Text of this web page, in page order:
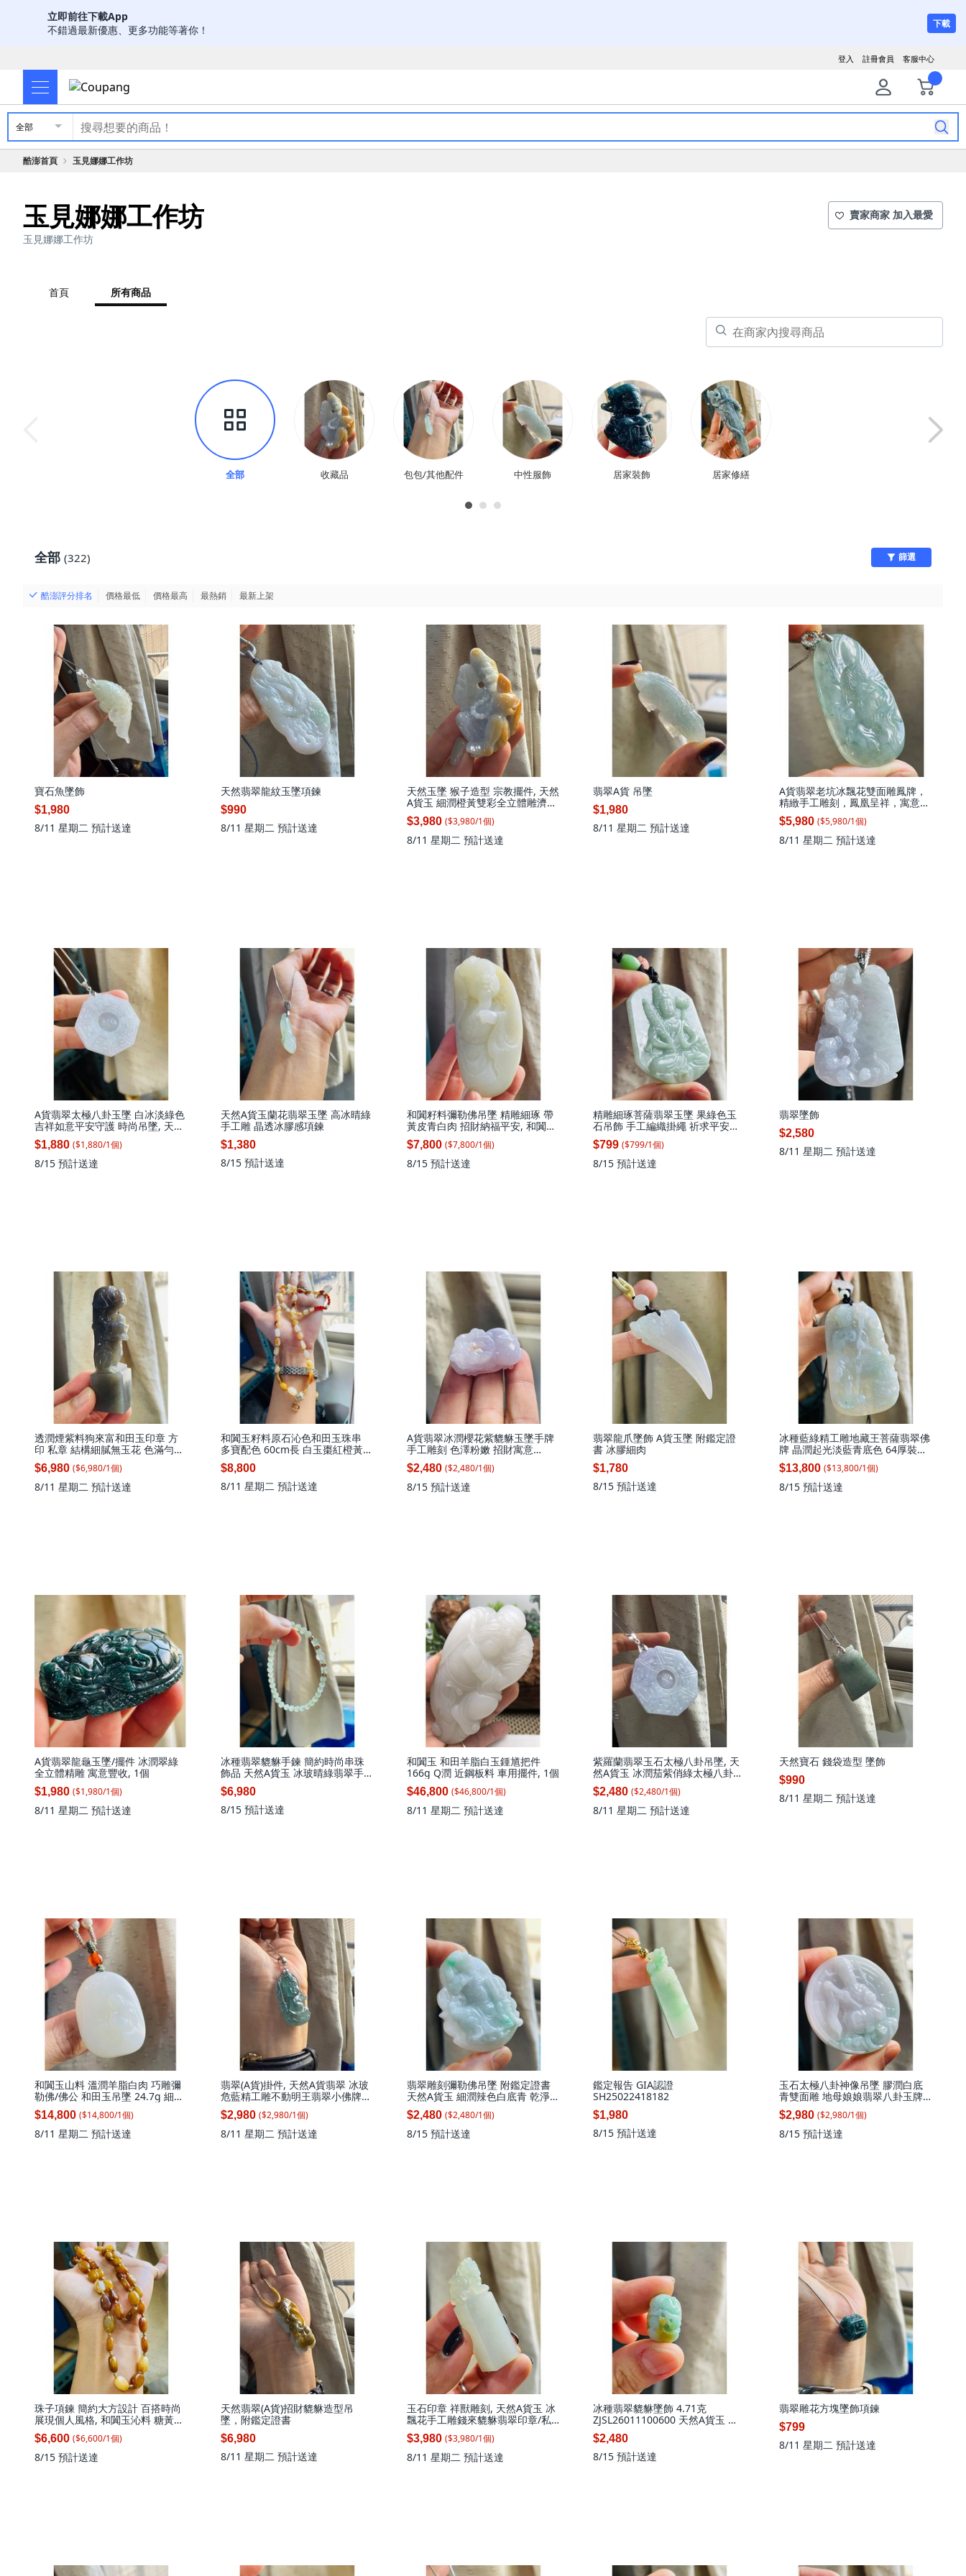
立即前往下載App
不錯過最新優惠、更多功能等著你！
下載
客服中心
註冊會員
登入
全部
酷澎首頁 玉見娜娜工作坊
玉見娜娜工作坊
玉見娜娜工作坊
賣家商家 加入最愛
首頁 所有商品
全部 收藏品 包包/其他配件 中性服飾 居家裝飾 居家修繕
全部 (322) 篩選
酷澎評分排名 價格最低 價格最高 最熱銷 最新上架
寶石魚墜飾
$1,980
8/11 星期二 預計送達
天然翡翠龍紋玉墜項鍊
$990
8/11 星期二 預計送達
天然玉墜 猴子造型 宗教擺件, 天然
A貨玉 細潤橙黃雙彩全立體雕濟公
送福翡翠擺件 透光淡底色細肉 黃
霧皮巧金袍加身, 1個
$3,980 ($3,980/1個)
8/11 星期二 預計送達
翡翠A貨 吊墜
$1,980
8/11 星期二 預計送達
A貨翡翠老坑冰飄花雙面雕鳳牌，
精緻手工雕刻，鳳凰呈祥，寓意機
遇與成功, 1個
$5,980 ($5,980/1個)
8/11 星期二 預計送達
A貨翡翠太極八卦玉墜 白冰淡綠色
吉祥如意平安守護 時尚吊墜, 天然
A貨玉 白冰太極八卦翡翠玉墜 冰
冰乾淨透粉感 厚度足透手影好水
頭, 1個
$1,880 ($1,880/1個)
8/15 預計送達
天然A貨玉蘭花翡翠玉墜 高冰晴綠
手工雕 晶透冰膠感項鍊
$1,380
8/15 預計送達
和闐籽料彌勒佛吊墜 精雕細琢 帶
黃皮青白肉 招財納福平安, 和闐籽
料 帶黃皮青白肉福祿財神和田獨
籽222g 型飽滿好盤玩 肉質不差
初級把玩件, 1個
$7,800 ($7,800/1個)
8/15 預計送達
精雕細琢菩薩翡翠玉墜 果綠色玉
石吊飾 手工編織掛繩 祈求平安吉
祥, 福德結緣~天然A貨玉 果綠滿色
虛空藏菩薩翡翠佛牌 純色果綠色
滿勻稱 微帶灑金 一刀切方正牌型,
1個
$799 ($799/1個)
8/15 預計送達
翡翠墜飾
$2,580
8/11 星期二 預計送達
透潤煙紫料狗來富和田玉印章 方
印 私章 結構細膩無玉花 色滿勻稱
附台証, 1個
$6,980 ($6,980/1個)
8/11 星期二 預計送達
和闐玉籽料原石沁色和田玉珠串
多寶配色 60cm長 白玉棗紅橙黃灑
金沁皮 顆顆清潤光澤
$8,800
8/11 星期二 預計送達
A貨翡翠冰潤櫻花紫貔貅玉墜手牌
手工雕刻 色澤粉嫩 招財寓意
20.55克, 天然A貨翡翠 冰潤櫻花紫
藏金手工雕招財貔貅翡翠玉墜/手
牌 能見色粉嫩 帶幾抹金 頭大杏眼
圓臀俏, 1個
$2,480 ($2,480/1個)
8/15 預計送達
翡翠龍爪墜飾 A貨玉墜 附鑑定證
書 冰膠細肉
$1,780
8/15 預計送達
冰種藍綠精工雕地藏王菩薩翡翠佛
牌 晶潤起光淡藍青底色 64厚裝牌
型 法像精開磨砂 附台證, 1個
$13,800 ($13,800/1個)
8/15 預計送達
A貨翡翠龍龜玉墜/擺件 冰潤翠綠
全立體精雕 寓意豐收, 1個
$1,980 ($1,980/1個)
8/11 星期二 預計送達
冰種翡翠貔貅手鍊 簡約時尚串珠
飾品 天然A貨玉 冰玻晴綠翡翠手
鍊/手串17cm手圍 顆顆帶色 起光
透繩 頂珠7咪白月光 5.1mm*31
白月光頂珠6.9mm 手圍17CM
$6,980
8/15 預計送達
和闐玉 和田羊脂白玉鍾馗把件
166g Q潤 近鋼板料 車用擺件, 1個
$46,800 ($46,800/1個)
8/11 星期二 預計送達
紫羅蘭翡翠玉石太極八卦吊墜, 天
然A貨玉 冰潤茄紫俏綠太極八卦翡
翠玉墜 濃郁冰紫帶淡綠 色過底顯
色紫不失, 1個
$2,480 ($2,480/1個)
8/11 星期二 預計送達
天然寶石 錢袋造型 墜飾
$990
8/11 星期二 預計送達
和闐玉山料 溫潤羊脂白肉 巧雕彌
勒佛/佛公 和田玉吊墜 24.7g 細膩
無暇 一級白度 雕工俐落 肚大飽滿,
1個
$14,800 ($14,800/1個)
8/11 星期二 預計送達
翡翠(A貨)掛件, 天然A貨翡翠 冰玻
危藍精工雕不動明王翡翠小佛牌
晶透滿綠透字冰種瓜料 精開Q版俏
皮法像, 1個
$2,980 ($2,980/1個)
8/11 星期二 預計送達
翡翠雕刻彌勒佛吊墜 附鑑定證書
天然A貨玉 細潤辣色白底青 乾淨
底妝 過底陽綠點翠 白綠分明 完美
一刀切牌形, 天然A貨玉 細潤辣色
白底青文武關公翡翠玉牌 乾淨底
妝 過底陽綠點翠 白綠分明 完美一
$2,480 ($2,480/1個)
8/15 預計送達
鑑定報告 GIA認證
SH25022418182
$1,980
8/15 預計送達
玉石太極八卦神像吊墜 膠潤白底
青雙面雕 地母娘娘翡翠八卦玉牌
厚實鐲心透手影, 天然A貨玉 膠潤
白底青雙面雕地母娘娘翡翠八卦玉
牌 厚實鐲心透手影 膠潤帶綠根底
庄 背面先天八卦, 1個
$2,980 ($2,980/1個)
8/15 預計送達
珠子項鍊 簡約大方設計 百搭時尚
展現個人風格, 和闐玉沁料 糖黃沁
隨形和田玉珠串/珠鍊48g 68cm長
顆顆沁入黃 多層次蜜蠟色澤, 1個
$6,600 ($6,600/1個)
8/15 預計送達
天然翡翠(A貨)招財貔貅造型吊
墜，附鑑定證書
$6,980
8/11 星期二 預計送達
玉石印章 祥獸雕刻, 天然A貨玉 冰
飄花手工雕錢來貔貅翡翠印章/私
章/方印 冰膠瑪瑙底乾淨無棉好水
頭 背馱古錢 財氣沖天, 1個
$3,980 ($3,980/1個)
8/11 星期二 預計送達
冰種翡翠貔貅墜飾 4.71克
ZJSL26011100600 天然A貨玉 老
坑黃加綠三彩手工360度環繞一條
龍翡翠龍珠 金黃包覆果綠 白綠黃
色分明
$2,480
8/15 預計送達
翡翠雕花方塊墜飾項鍊
$799
8/11 星期二 預計送達